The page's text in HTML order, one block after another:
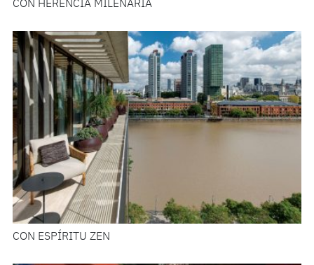
CON HERENCIA MILENARIA
CON ESPÍRITU ZEN